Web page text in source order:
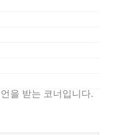
을 받는 코너입니다.